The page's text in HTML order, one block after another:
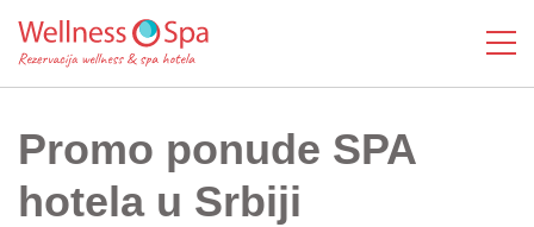
Promo ponude SPA
hotela u Srbiji